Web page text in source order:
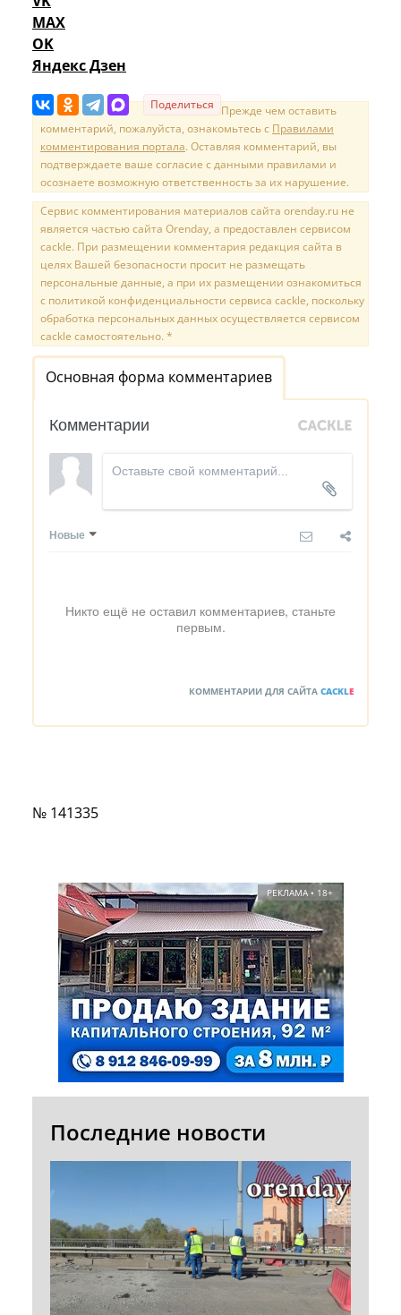
MAX
OK
Яндекс Дзен
Поделиться Прежде чем оставить
комментарий, пожалуйста, ознакомьтесь с Правилами
комментирования портала. Оставляя комментарий, вы
подтверждаете ваше согласие с данными правилами и
осознаете возможную ответственность за их нарушение.
Сервис комментирования материалов сайта orenday.ru не
является частью сайта Orenday, а предоставлен сервисом
cackle. При размещении комментария редакция сайта в
целях Вашей безопасности просит не размещать
персональные данные, а при их размещении ознакомиться
с политикой конфиденциальности сервиса cackle, поскольку
обработка персональных данных осуществляется сервисом
cackle самостоятельно. *
Основная форма комментариев
Комментарии
Новые
Никто ещё не оставил комментариев, станьте
первым.
КОММЕНТАРИИ ДЛЯ САЙТА CACKLE
№ 141335
РЕКЛАМА • 18+
Последние новости